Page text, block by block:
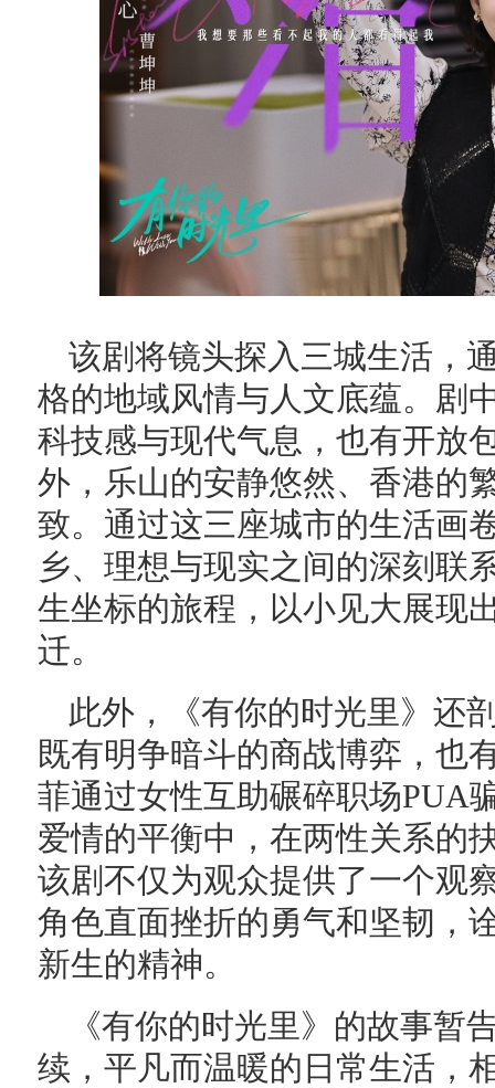
该剧将镜头探入三城生活，
格的地域风情与人文底蕴。剧
科技感与现代气息，也有开放
外，乐山的安静悠然、香港的
致。通过这三座城市的生活画
乡、理想与现实之间的深刻联
生坐标的旅程，以小见大展现
迁。
此外，《有你的时光里》还
既有明争暗斗的商战博弈，也
菲通过女性互助碾碎职场PUA
爱情的平衡中，在两性关系的
该剧不仅为观众提供了一个观
角色直面挫折的勇气和坚韧，
新生的精神。
《有你的时光里》的故事暂
续，平凡而温暖的日常生活，